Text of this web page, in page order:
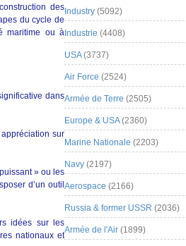
des
du cycle de
maritime ou à
dans
sur
» ou les
d’un outil
idées sur les
nationaux et
Industry (5092)
Industrie (4408)
USA(3737)
Air Force (2524)
Armée de Terre (2505)
Europe & USA(2360)
Marine Nationale (2203)
Navy (2197)
Aerospace (2166)
Russia & former USSR (2036)
Armée de l'Air (1899)